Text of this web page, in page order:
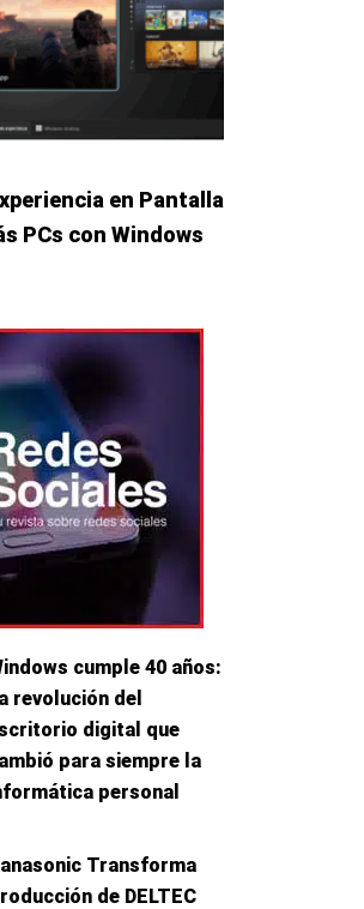
en Pantalla
PCs con Windows
cumple 40 años:
revolución del
digital que
para siempre la
personal
Transforma
de DELTEC